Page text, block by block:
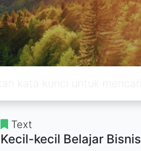
Text
Kecil-kecil Belajar Bisnis